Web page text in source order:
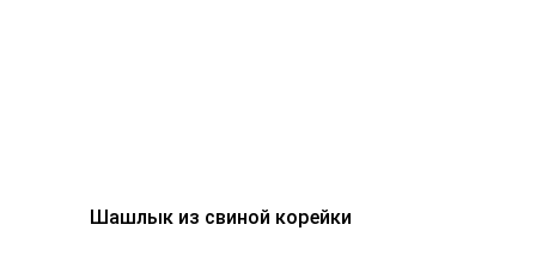
Шашлык из свиной корейки